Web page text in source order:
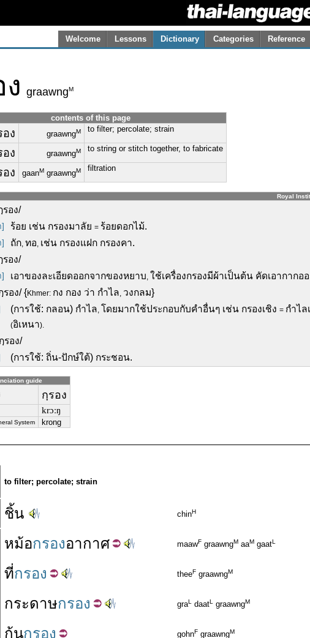
Welcome Lessons Dictionary Categories Reference
graawngM
contents of this page
อง graawngM to filter; percolate; strain
อง graawngM to string or stitch together, to fabricate
อง gaanM graawngM filtration
Royal
อง/
ร้อย เช่น กรองมาลัย = ร้อยดอกไม้.
ถัก, ทอ, เช่น กรองแฝก กรองคา.
อง/
เอาของละเอียดออกจากของหยาบ, ใช้เครื่องกรองมีผ้าเป็นต้น คัดเอากากอ
อง/ {Khmer: กง กอง ว่า กำไล, วงกลม}
(การใช้: กลอน) กำไล, โดยมากใช้ประกอบกับคำอื่นๆ เช่น กรองเชิง = กำไล
(อิเหนา).
รอง/
(การใช้: ถิ่น-ปักษ์ใต้) กระชอน.
guide
กฺรอง
krɔːŋ
System krong
to filter; percolate; strain
ชิ้น chinH
หม้อกรองอากาศ maawF graawngM aaM gaatL
ที่กรอง theeF graawngM
กระดาษกรอง graL daatL graawngM
ก้นกรอง gohnF graawngM